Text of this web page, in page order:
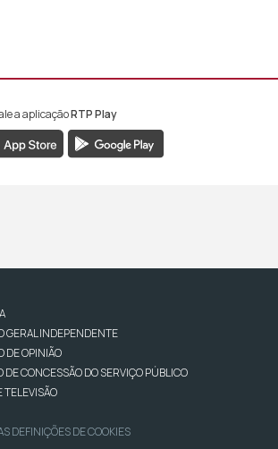
ÁfricaÁfrica
RTP África
a aplicaçãoRTP Play
GERAL INDEPENDENTE
DE OPINIÃO
DE CONCESSÃO DO SERVIÇO PÚBLICO
TELEVISÃO
DEFINIÇÕES DE COOKIES